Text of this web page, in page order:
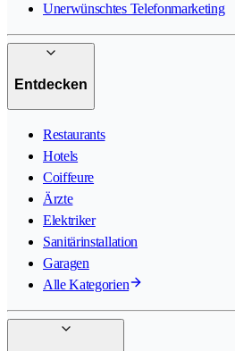
Unerwünschtes Telefonmarketing
Entdecken
Restaurants
Hotels
Coiffeure
Ärzte
Elektriker
Sanitärinstallation
Garagen
Alle Kategorien